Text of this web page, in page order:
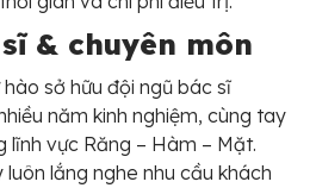
& chuyên môn
sở hữu đội ngũ bác sĩ
năm kinh nghiệm, cùng tay
lĩnh vực Răng – Hàm – Mặt.
lắng nghe nhu cầu khách